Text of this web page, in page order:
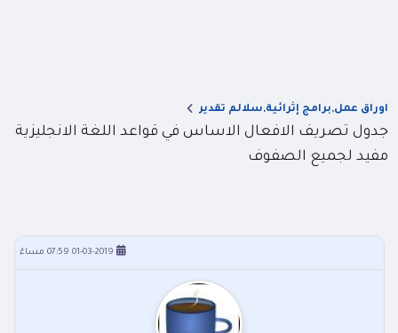
اوراق عمل,برامج إثرائية,سلالم تقدير
جدول تصريف الافعال الاساس في قواعد اللغة الانجليزية
مفيد لجميع الصفوف
01-03-2019 07:59 مساءً